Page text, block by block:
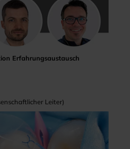
Erfahrungsaustausch
Leiter)